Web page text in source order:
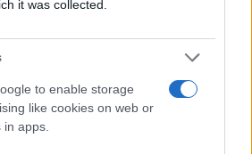
it was collected.
to enable storage
like cookies on web or
apps.